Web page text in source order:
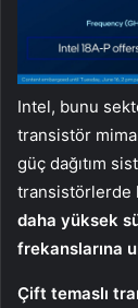
Intel, bunu
transistör
güç dağıtım
transistörlerde
daha yüksek
frekanslarına
Çift temaslı